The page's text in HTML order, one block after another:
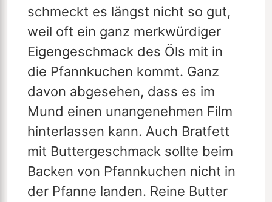
schmeckt es längst nicht so gut,
weil oft ein ganz merkwürdiger
Eigengeschmack des Öls mit in
die Pfannkuchen kommt. Ganz
davon abgesehen, dass es im
Mund einen unangenehmen Film
hinterlassen kann. Auch Bratfett
mit Buttergeschmack sollte beim
Backen von Pfannkuchen nicht in
der Pfanne landen. Reine Butter